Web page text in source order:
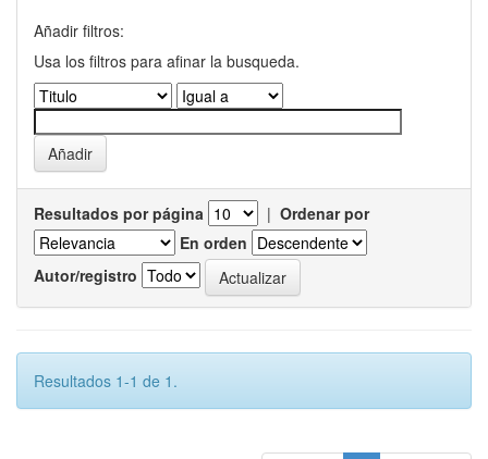
Añadir filtros:
Usa los filtros para afinar la busqueda.
Resultados por página | Ordenar por
En orden
Autor/registro
Resultados 1-1 de 1.